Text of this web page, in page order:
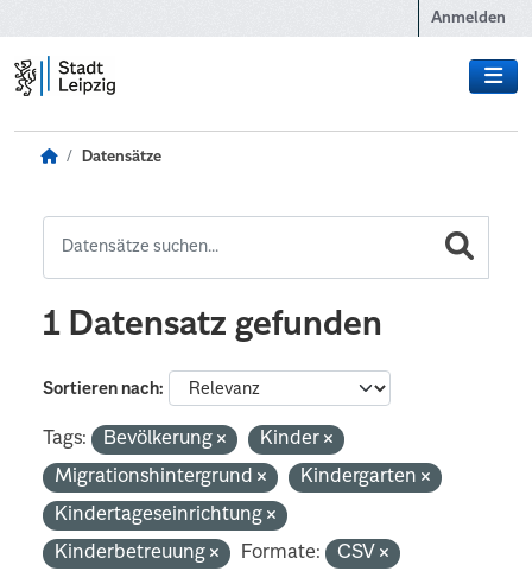
Anmelden
Datensätze
1 Datensatz gefunden
Sortieren nach
Tags: Bevölkerung
Kinder
Migrationshintergrund
Kindergarten
Kindertageseinrichtung
Kinderbetreuung
Formate: CSV